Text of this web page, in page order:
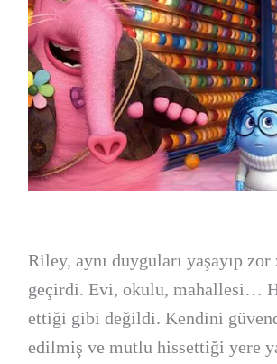
Riley, aynı duyguları yaşayıp
geçirdi. Evi, okulu, mahallesi…
ettiği gibi değildi. Kendini
edilmiş ve mutlu hissettiği yere